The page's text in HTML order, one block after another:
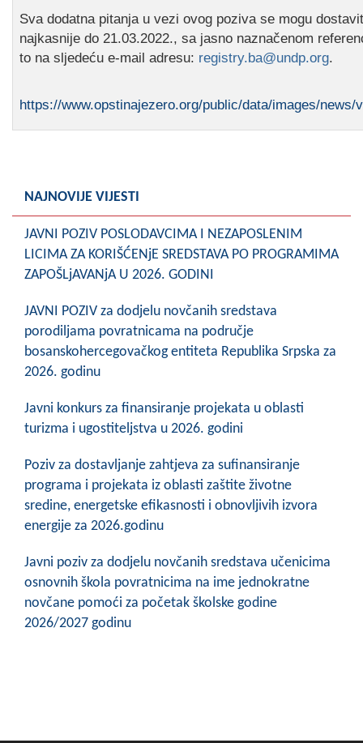
Sva dodatna pitanja u vezi ovog poziva se mogu
najkasnije do 21.03.2022., sa jasno naznačenom
to na sljedeću e-mail adresu: registry.ba@undp.org.
https://www.opstinajezero.org/public/data/images/news/
NAJNOVIJE VIJESTI
JAVNI POZIV POSLODAVCIMA I NEZAPOSLENIM
LICIMA ZA KORIŠĆENjE SREDSTAVA PO PROGRAMIMA
ZAPOŠLjAVANjA U 2026. GODINI
JAVNI POZIV za dodjelu novčanih sredstava
porodiljama povratnicama na područje
bosanskohercegovačkog entiteta Republika Srpska za
2026. godinu
Javni konkurs za finansiranje projekata u oblasti
turizma i ugostiteljstva u 2026. godini
Poziv za dostavljanje zahtjeva za sufinansiranje
programa i projekata iz oblasti zaštite životne
sredine, energetske efikasnosti i obnovljivih izvora
energije za 2026.godinu
Javni poziv za dodjelu novčanih sredstava učenicima
osnovnih škola povratnicima na ime jednokratne
novčane pomoći za početak školske godine
2026/2027 godinu